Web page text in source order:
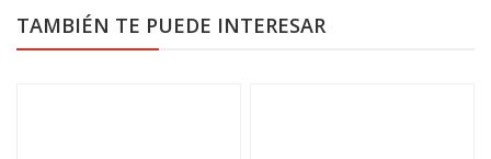
TAMBIÉN TE PUEDE INTERESAR